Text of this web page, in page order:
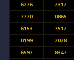
6276
2312
7770
0865
6153
7512
0199
2028
6597
8347